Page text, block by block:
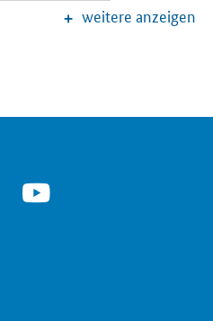
weitere anzeigen
tiktok youtube